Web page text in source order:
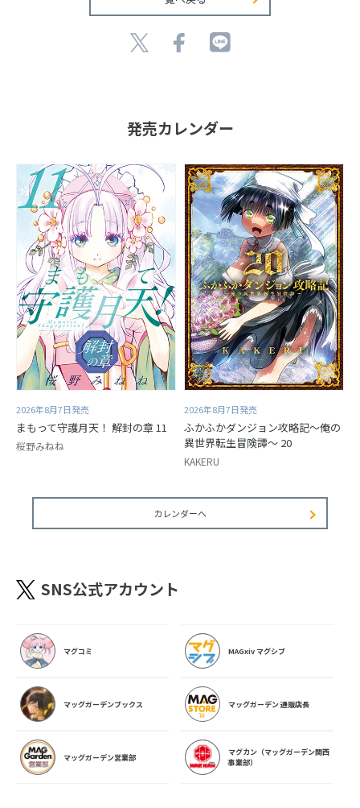
発売カレンダー
2026年8月7日発売
まもって守護月天！ 解封の章 11
桜野みねね
2026年8月7日発売
ふかふかダンジョン攻略記～俺の
異世界転生冒険譚～ 20
KAKERU
カレンダーへ
SNS公式アカウント
マグコミ MAGxiv マグシブ
マッグガーデンブックス マッグガーデン 通販店長
マッグガーデン営業部
マグカン（マッグガーデン関西
事業部）